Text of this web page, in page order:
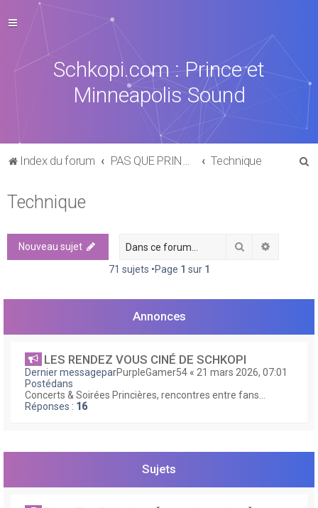
Schkopi.com : Prince et
Minneapolis Sound
Index du forum PAS QUE PRINCE DANS LA VIE Technique
h
r
Technique
Nouveau sujet Rechercher
71 sujets •Page 1 sur 1
Annonces
LES RENDEZ VOUS CINÉ DE SCHKOPI
Dernier messageparPurpleGamer54 « 21 mars 2026, 07:01
Postédans
Concerts & Soirées Princières, rencontres entre fans...
Réponses : 16
Sujets